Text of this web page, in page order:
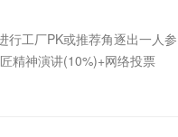
行工厂PK或推荐角逐出一人参
精神演讲(10%)+网络投票